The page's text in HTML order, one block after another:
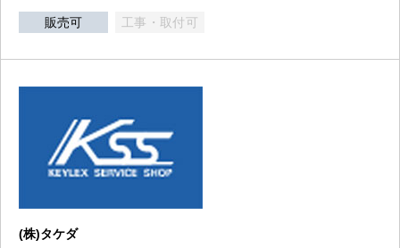
販売可 工事・取付可
(株)タケダ